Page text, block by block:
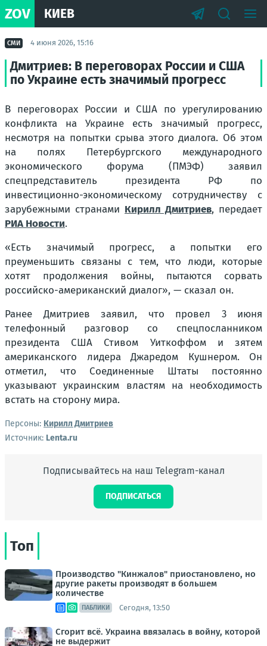
ZOV КИЕВ
СМИ 4 июня 2026, 15:16
Дмитриев: В переговорах России и США
по Украине есть значимый прогресс
В переговорах России и США по урегулированию
конфликта на Украине есть значимый прогресс,
несмотря на попытки срыва этого диалога. Об этом
на полях Петербургского международного
экономического форума (ПМЭФ) заявил
спецпредставитель президента РФ по
инвестиционно-экономическому сотрудничеству с
зарубежными странами Кирилл Дмитриев, передает
РИА Новости.
«Есть значимый прогресс, а попытки его
преуменьшить связаны с тем, что люди, которые
хотят продолжения войны, пытаются сорвать
российско-американский диалог», — сказал он.
Ранее Дмитриев заявил, что провел 3 июня
телефонный разговор со спецпосланником
президента США Стивом Уиткоффом и зятем
американского лидера Джаредом Кушнером. Он
отметил, что Соединенные Штаты постоянно
указывают украинским властям на необходимость
встать на сторону мира.
Персоны: Кирилл Дмитриев
Источник: Lenta.ru
Подписывайтесь на наш Telegram-канал
ПОДПИСАТЬСЯ
Топ
Производство "Кинжалов" приостановлено, но
другие ракеты производят в большем
количестве
ПАБЛИКИ Сегодня, 13:50
Сгорит всё. Украина ввязалась в войну, которой
не выдержит